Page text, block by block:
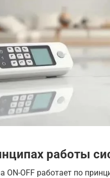
работы
ON-OFF работает по